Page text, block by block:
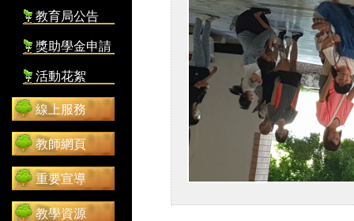
教育局公告
獎助學金申請
活動花絮
線上服務
教師網頁
重要宣導
教學資源